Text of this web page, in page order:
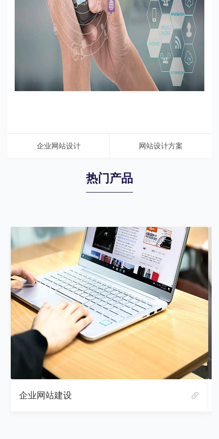
企业网站设计 网站设计方案
热门产品
企业网站建设